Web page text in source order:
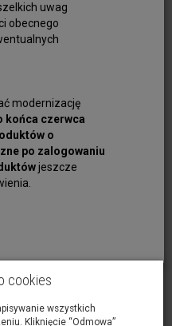
uwag
obecnego
modernizację
końca czerwca
o
po zalogowaniu
jeszcze
Ciemny Róż 100cm
cookies
wszystkich
Kliknięcie “Odmowa”